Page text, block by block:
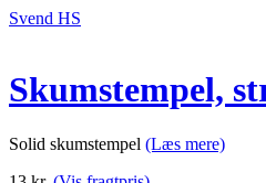
Svend HS
Skumstempel,
Solid skumstempel (Læs mere)